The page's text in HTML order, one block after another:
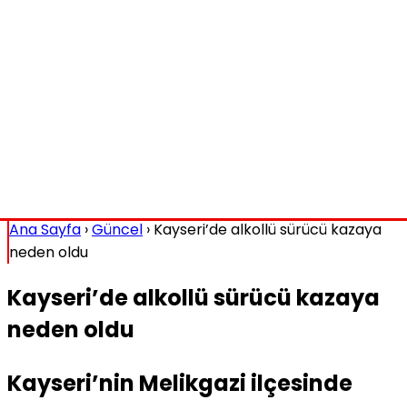
Ana Sayfa ›Güncel › Kayseri’de alkollü sürücü kazaya
neden oldu
Kayseri’de alkollü sürücü kazaya
neden oldu
Kayseri’nin Melikgazi ilçesinde